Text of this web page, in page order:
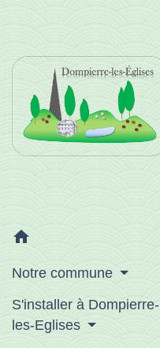
home
Notre commune
S'installer à Dompierre-
les-Eglises